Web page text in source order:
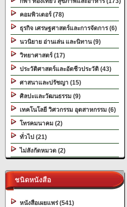
คอมพิวเตอร์ (78)
ธุรกิจ เศรษฐศาสตร์และการจัดการ (6)
นวนิยาย อ่านเล่น และนิทาน (9)
วิทยาศาสตร์ (17)
ประวัติศาสตร์และอัตชีวประวัติ (43)
ศาสนาและปรัชญา (15)
ศิลปะและวัฒนธรรม (9)
เทคโนโลยี วิศวกรรม อุตสาหกรรม (6)
โทรคมนาคม (2)
ทั่วไป (21)
ไม่สังกัดหมวด (2)
ชนิดหนังสือ
หนังสือเผยแพร่ (541)